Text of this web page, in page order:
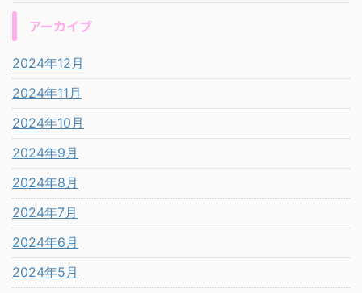
アーカイブ
2024年12月
2024年11月
2024年10月
2024年9月
2024年8月
2024年7月
2024年6月
2024年5月